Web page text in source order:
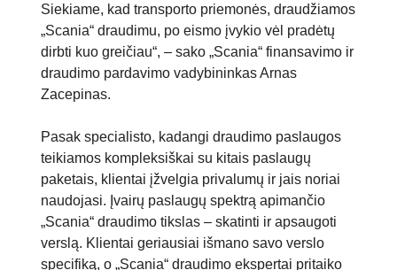
Siekiame, kad transporto priemonės, draudžiamos
„Scania“ draudimu, po eismo įvykio vėl pradėtų
dirbti kuo greičiau“, – sako „Scania“ finansavimo ir
draudimo pardavimo vadybininkas Arnas
Zacepinas.
Pasak specialisto, kadangi draudimo paslaugos
teikiamos kompleksiškai su kitais paslaugų
paketais, klientai įžvelgia privalumų ir jais noriai
naudojasi. Įvairų paslaugų spektrą apimančio
„Scania“ draudimo tikslas – skatinti ir apsaugoti
verslą. Klientai geriausiai išmano savo verslo
specifiką, o „Scania“ draudimo ekspertai pritaiko